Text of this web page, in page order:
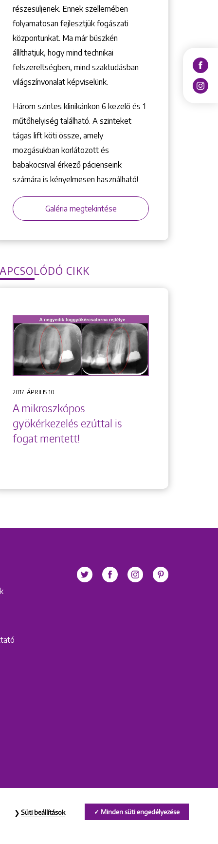
részesüljenek. Ennek szellemében
folyamatosan fejlesztjük fogászati
központunkat. Ma már büszkén
állíthatjuk, hogy mind technikai
felszereltségben, mind szaktudásban
világszínvonalat képviselünk.
Három szintes klinikánkon 6 kezelő ­és 1
műtőhelyiség található. A szinteket
tágas lift köti össze, amely
mozgásukban korlátozott és
babakocsival érkező pácienseink
számára is kényelmesen használható!
Galéria megtekintése
CIKK
2017. ÁPRILIS 10.
A mikroszkópos
gyökérkezelés ezúttal is
fogat mentett!
Minden süti engedélyezése
Süti beállítások